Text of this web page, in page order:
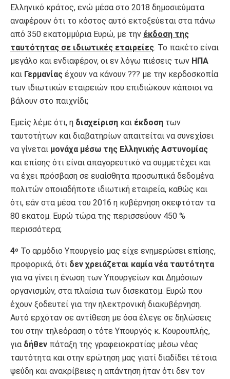
Ελληνικό κράτος, ενώ μέσα στο 2018 δημοσιεύματα
αναφέρουν ότι το κόστος αυτό εκτοξεύεται στα πάνω
από 350 εκατομμύρια Ευρώ, με την έκδοση της
ταυτότητας σε ιδιωτικές εταιρείες. Το πακέτο είναι
μεγάλο και ενδιαφέρον, οι εν λόγω πιέσεις των ΗΠΑ
και Γερμανίας έχουν να κάνουν ??? με την κερδοσκοπία
των ιδιωτικών εταιρειών που επιδιώκουν κάποιοι να
βάλουν στο παιχνίδι;
Εμείς λέμε ότι, η διαχείριση και έκδοση των
ταυτοτήτων και διαβατηρίων απαιτείται να συνεχίσει
να γίνεται μονάχα μέσω της Ελληνικής Αστυνομίας
και επίσης ότι είναι απαγορευτικό να συμμετέχει και
να έχει πρόσβαση σε ευαίσθητα προσωπικά δεδομένα
πολιτών οποιαδήποτε ιδιωτική εταιρεία, καθώς και
ότι, εάν στα μέσα του 2016 η κυβέρνηση σκεφτόταν τα
80 εκατομ. Ευρώ τώρα της περισσεύουν 450 %
περισσότερα;
4ο Το αρμόδιο Υπουργείο μας είχε ενημερώσει επίσης,
προφορικά, ότι δεν χρειάζεται καμία νέα ταυτότητα
για να γίνει η ένωση των Υπουργείων και Δημόσιων
οργανισμών, στα πλαίσια των δισεκατομ. Ευρώ που
έχουν ξοδευτεί για την ηλεκτρονική διακυβέρνηση.
Αυτό ερχόταν σε αντίθεση με όσα έλεγε σε δηλώσεις
του στην τηλεόραση ο τότε Υπουργός κ. Κουρουπλής,
για δήθεν πάταξη της γραφειοκρατίας μέσω νέας
ταυτότητα και στην ερώτηση μας γιατί διαδίδει τέτοια
ψεύδη και ανακρίβειες η απάντηση ήταν ότι δεν τον